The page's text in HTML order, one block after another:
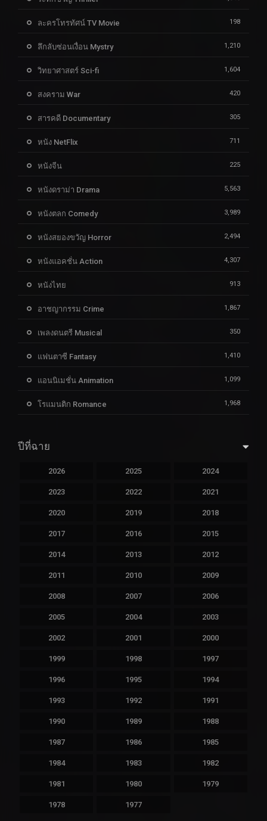
ละครโทรทัศน์ TV Movie 198
ลึกลับซ่อนเงื่อน Mystry 1,210
วิทยาศาสตร์ Sci-fi 1,604
สงคราม War 420
สารคดี Documentary 305
หนัง NetFlix 711
หนังจีน 225
หนังดราม่า Drama 5,563
หนังตลก Comedy 3,989
หนังสยองขวัญ Horror 2,494
หนังแอคชั่น Action 4,307
หนังไทย 913
อาชญากรรม Crime 1,867
เพลงดนตรี Musical 350
แฟนตาซี Fantasy 1,410
แอนนิเมชั่น Animation 1,099
โรแมนติก Romance 1,968
ปีที่ฉาย
2026 2025 2024
2023 2022 2021
2020 2019 2018
2017 2016 2015
2014 2013 2012
2011 2010 2009
2008 2007 2006
2005 2004 2003
2002 2001 2000
1999 1998 1997
1996 1995 1994
1993 1992 1991
1990 1989 1988
1987 1986 1985
1984 1983 1982
1981 1980 1979
1978 1977